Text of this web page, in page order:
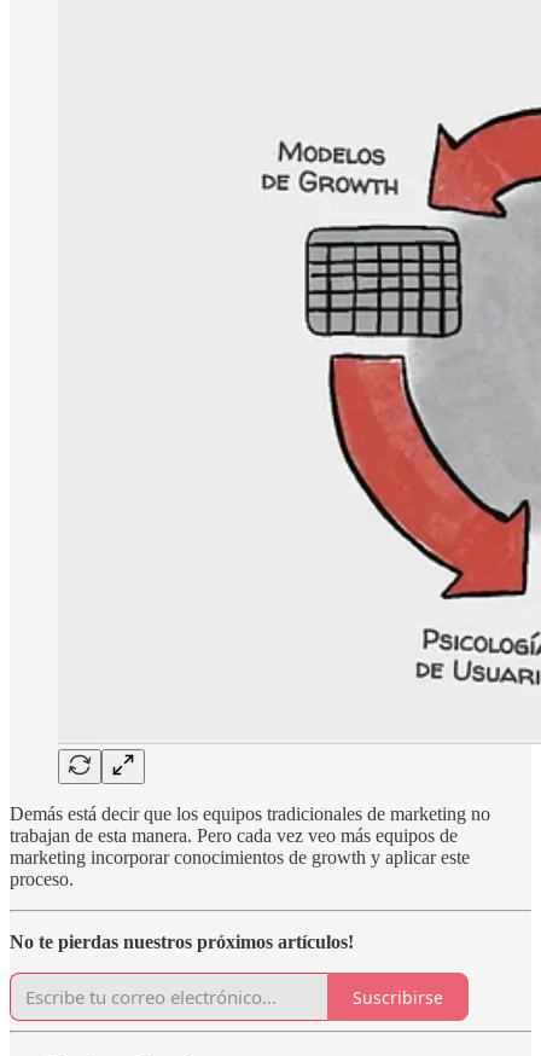
Demás está decir que los equipos tradicionales de marketing no
trabajan de esta manera. Pero cada vez veo más equipos de
marketing incorporar conocimientos de growth y aplicar este
proceso.
No te pierdas nuestros próximos artículos!
Suscribirse